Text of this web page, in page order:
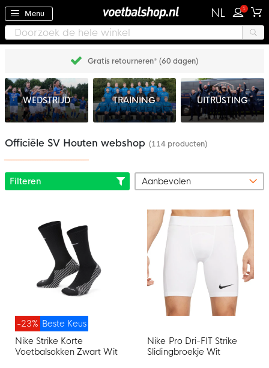
Menu NL 1
Gratis retourneren* (60 dagen)
WEDSTRIJD TRAINING UITRUSTING
Officiële SV Houten webshop (114 producten)
Filteren
Beste Keus
-23%
Nike Strike Korte
Voetbalsokken Zwart Wit
Nike Pro Dri-FIT Strike
Slidingbroekje Wit